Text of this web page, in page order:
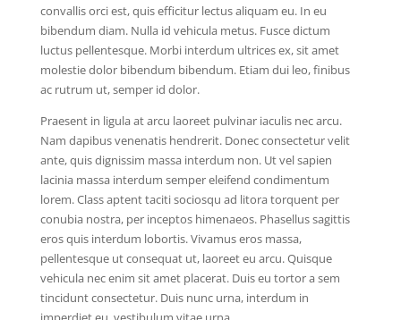
convallis orci est, quis efficitur lectus aliquam eu. In eu
bibendum diam. Nulla id vehicula metus. Fusce dictum
luctus pellentesque. Morbi interdum ultrices ex, sit amet
molestie dolor bibendum bibendum. Etiam dui leo, finibus
ac rutrum ut, semper id dolor.
Praesent in ligula at arcu laoreet pulvinar iaculis nec arcu.
Nam dapibus venenatis hendrerit. Donec consectetur velit
ante, quis dignissim massa interdum non. Ut vel sapien
lacinia massa interdum semper eleifend condimentum
lorem. Class aptent taciti sociosqu ad litora torquent per
conubia nostra, per inceptos himenaeos. Phasellus sagittis
eros quis interdum lobortis. Vivamus eros massa,
pellentesque ut consequat ut, laoreet eu arcu. Quisque
vehicula nec enim sit amet placerat. Duis eu tortor a sem
tincidunt consectetur. Duis nunc urna, interdum in